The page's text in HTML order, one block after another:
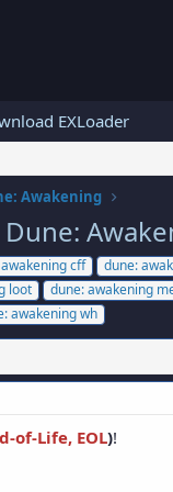
EXLoader
Awakening
cff dune:
loot dune: awakening
awakening wh
of-Life, EOL)!